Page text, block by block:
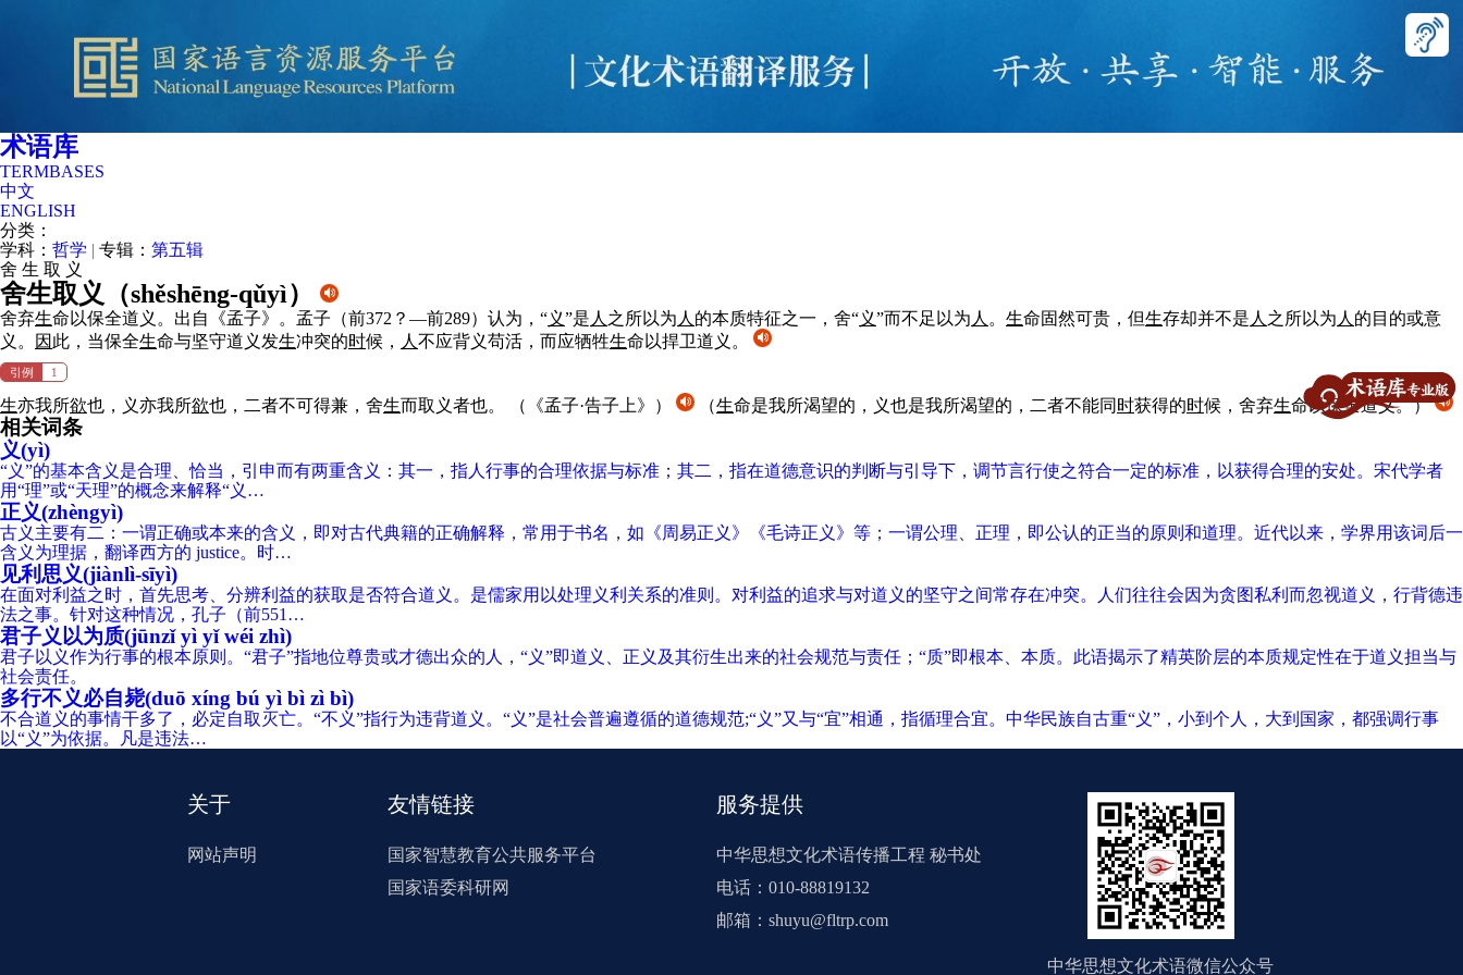
术语库
TERMBASES
中文
ENGLISH
分类：
学科： 哲学 | 专辑： 第五辑
舍 生 取 义
舍生取义（shěshēng-qǔyì）
舍弃生命以保全道义。出自《孟子》。孟子（前372？—前289）认为，“义”是 人 之所以为 人 的本质特征之一，舍“义”而不足以为 人 。 生命固然可贵，但生存却并不是 人 之所以为 人 的目的或意
义。
因 此，当保全生命与坚守道义发生冲突的时候， 人 不应背义苟活，而应牺牲生命以捍卫道义。
引例 1
生亦我所欲也，义亦我所欲也，二者不可得兼，舍生而取义者也。 （《孟子·告子上》） （生命是我所渴望的，义也是我所渴望的，二者不能同 时获得的时候，舍弃生命以保全道义。）
相关词条
义(yì)
“义”的基本含义是合理、恰当，引申而有两重含义：其一，指人行事的合理依据与标准；其二，指在道德意识的判断与引导下，调节言行使之符合一定的标准，以获得合理的安处。宋代学者
用“理”或“天理”的概念来解释“义…
正义(zhèngyì)
古义主要有二：一谓正确或本来的含义，即对古代典籍的正确解释，常用于书名，如《周易正义》《毛诗正义》等；一谓公理、正理，即公认的正当的原则和道理。近代以来，学界用该词后一
含义为理据，翻译西方的 justice。时…
见利思义(jiànlì-sīyì)
在面对利益之时，首先思考、分辨利益的获取是否符合道义。是儒家用以处理义利关系的准则。对利益的追求与对道义的坚守之间常存在冲突。人们往往会因为贪图私利而忽视道义，行背德违
法之事。针对这种情况，孔子（前551…
君子义以为质(jūnzǐ yì yǐ wéi zhì)
君子以义作为行事的根本原则。“君子”指地位尊贵或才德出众的人，“义”即道义、正义及其衍生出来的社会规范与责任；“质”即根本、本质。此语揭示了精英阶层的本质规定性在于道义担当与
社会责任。
多行不义必自毙(duō xíng bú yì bì zì bì)
不合道义的事情干多了，必定自取灭亡。“不义”指行为违背道义。“义”是社会普遍遵循的道德规范;“义”又与“宜”相通，指循理合宜。中华民族自古重“义”，小到个人，大到国家，都强调行事
以“义”为依据。凡是违法…
关于
网站声明
友情链接
国家智慧教育公共服务平台
国家语委科研网
服务提供
中华思想文化术语传播工程 秘书处
电话：010-88819132
邮箱：shuyu@fltrp.com
中华思想文化术语微信公众号